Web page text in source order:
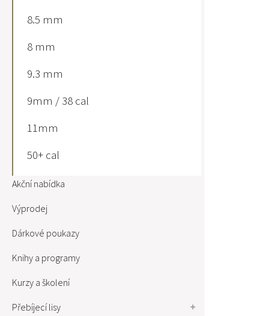
8.5 mm
8 mm
9.3 mm
9mm / 38 cal
11mm
50+ cal
Akční nabídka
Výprodej
Dárkové poukazy
Knihy a programy
Kurzy a školení
Přebíjecí lisy